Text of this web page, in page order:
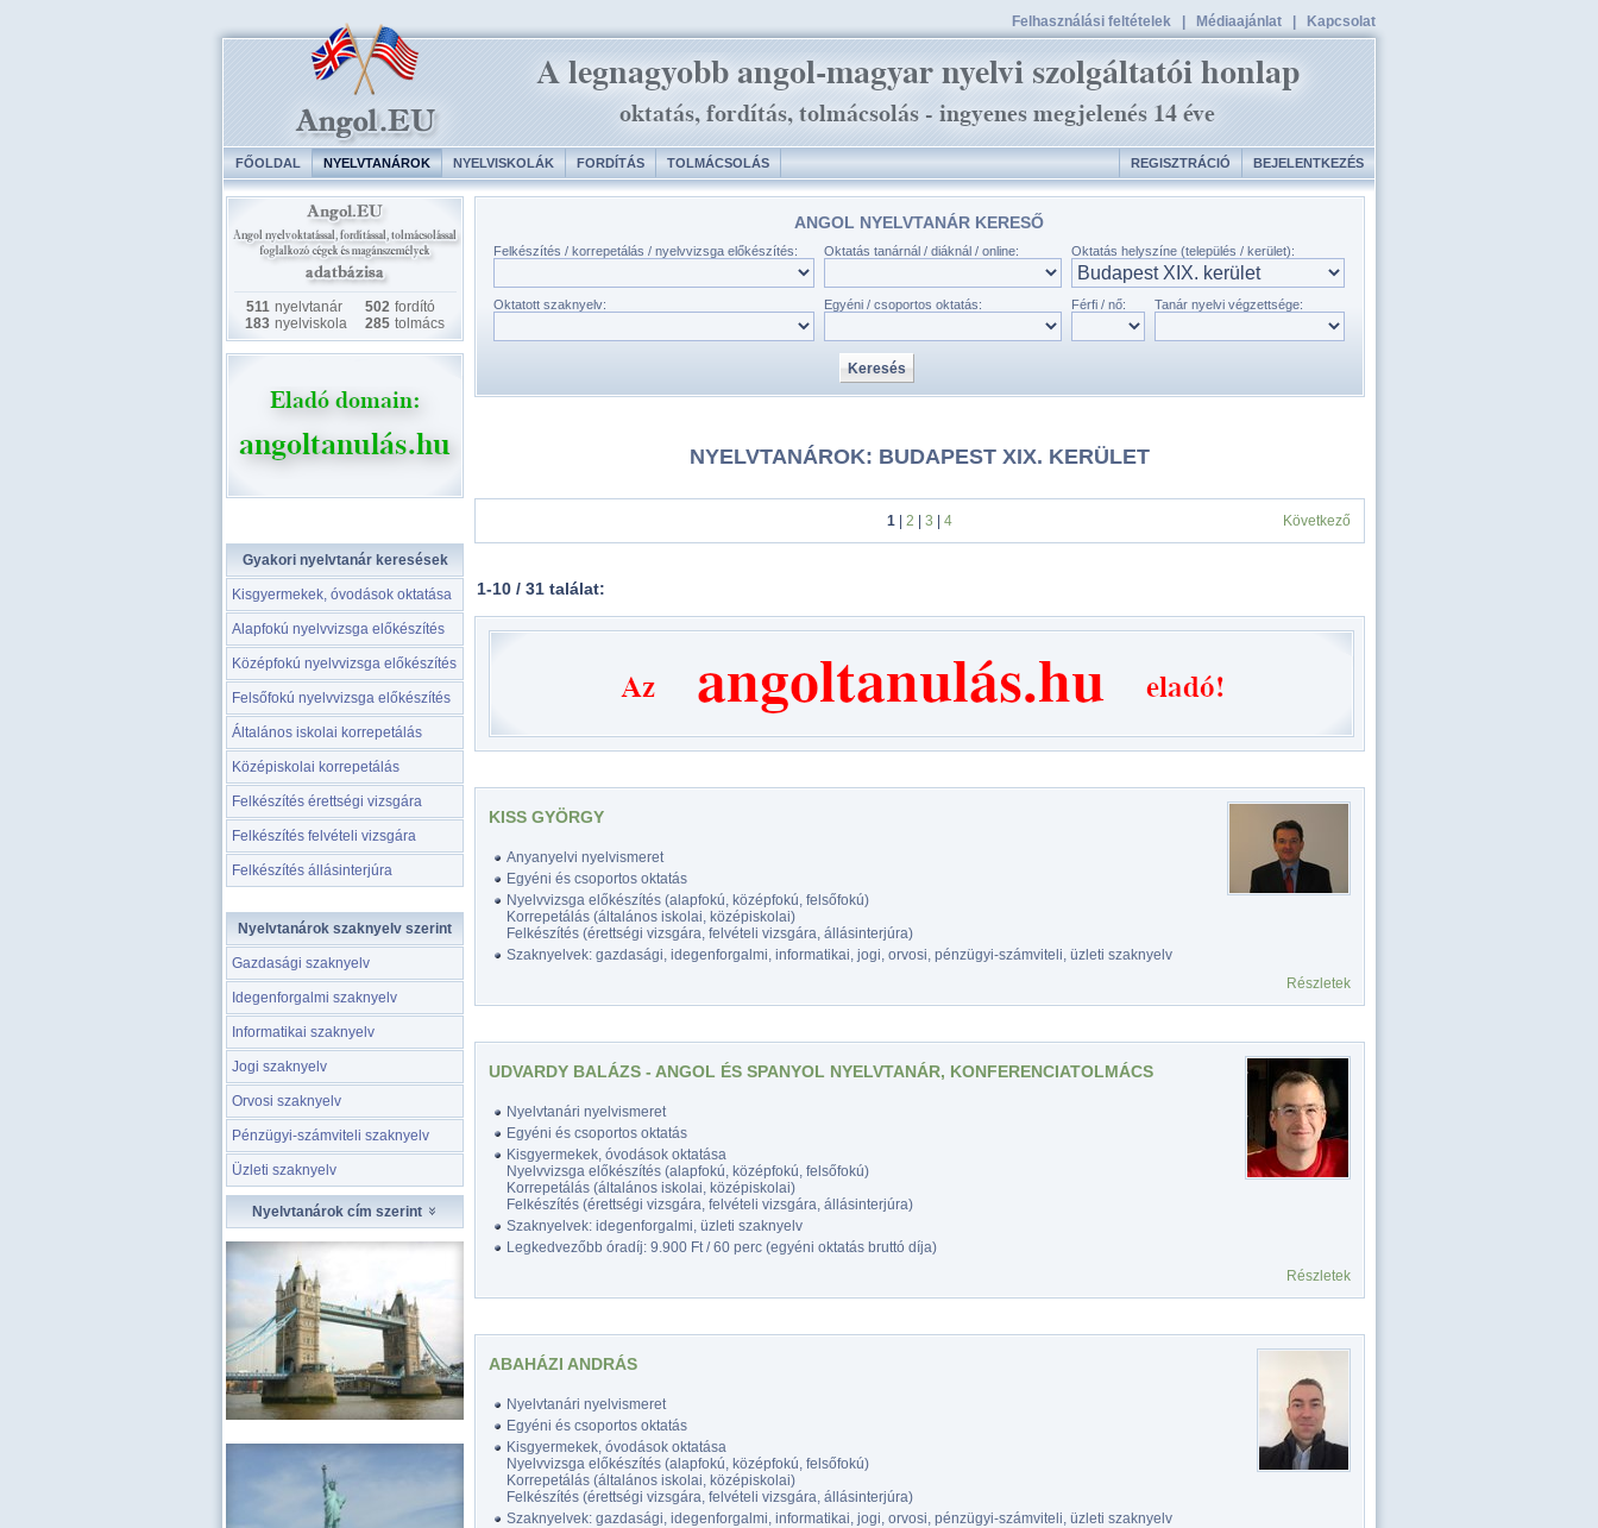
Felhasználási feltételek Médiaajánlat Kapcsolat
FŐOLDAL NYELVTANÁROK NYELVISKOLÁK FORDÍTÁS TOLMÁCSOLÁS REGISZTRÁCIÓ BEJELENTKEZÉS
511 nyelvtanár 502 fordító
183 nyelviskola 285 tolmács
Gyakori nyelvtanár keresések
Kisgyermekek, óvodások oktatása
Alapfokú nyelvvizsga előkészítés
Középfokú nyelvvizsga előkészítés
Felsőfokú nyelvvizsga előkészítés
Általános iskolai korrepetálás
Középiskolai korrepetálás
Felkészítés érettségi vizsgára
Felkészítés felvételi vizsgára
Felkészítés állásinterjúra
Nyelvtanárok szaknyelv szerint
Gazdasági szaknyelv
Idegenforgalmi szaknyelv
Informatikai szaknyelv
Jogi szaknyelv
Orvosi szaknyelv
Pénzügyi-számviteli szaknyelv
Üzleti szaknyelv
Nyelvtanárok cím szerint
ANGOL NYELVTANÁR KERESŐ
Felkészítés / korrepetálás / nyelvvizsga előkészítés: Oktatás tanárnál / diáknál / online: Oktatás helyszíne (település / kerület):
Oktatott szaknyelv: Egyéni / csoportos oktatás: Férfi / nő: Tanár nyelvi végzettsége:
NYELVTANÁROK: BUDAPEST XIX. KERÜLET
1| 2 3 4 Következő
1-10 / 31 találat:
KISS GYÖRGY
Anyanyelvi nyelvismeret
Egyéni és csoportos oktatás
Nyelvvizsga előkészítés (alapfokú, középfokú, felsőfokú)
Korrepetálás (általános iskolai, középiskolai)
Felkészítés (érettségi vizsgára, felvételi vizsgára, állásinterjúra)
Szaknyelvek: gazdasági, idegenforgalmi, informatikai, jogi, orvosi, pénzügyi-számviteli, üzleti szaknyelv
Részletek
UDVARDY BALÁZS - ANGOL ÉS SPANYOL NYELVTANÁR, KONFERENCIATOLMÁCS
Nyelvtanári nyelvismeret
Egyéni és csoportos oktatás
Kisgyermekek, óvodások oktatása
Nyelvvizsga előkészítés (alapfokú, középfokú, felsőfokú)
Korrepetálás (általános iskolai, középiskolai)
Felkészítés (érettségi vizsgára, felvételi vizsgára, állásinterjúra)
Szaknyelvek: idegenforgalmi, üzleti szaknyelv
Legkedvezőbb óradíj: 9.900 Ft / 60 perc (egyéni oktatás bruttó díja)
Részletek
ABAHÁZI ANDRÁS
Nyelvtanári nyelvismeret
Egyéni és csoportos oktatás
Kisgyermekek, óvodások oktatása
Nyelvvizsga előkészítés (alapfokú, középfokú, felsőfokú)
Korrepetálás (általános iskolai, középiskolai)
Felkészítés (érettségi vizsgára, felvételi vizsgára, állásinterjúra)
Szaknyelvek: gazdasági, idegenforgalmi, informatikai, jogi, orvosi, pénzügyi-számviteli, üzleti szaknyelv